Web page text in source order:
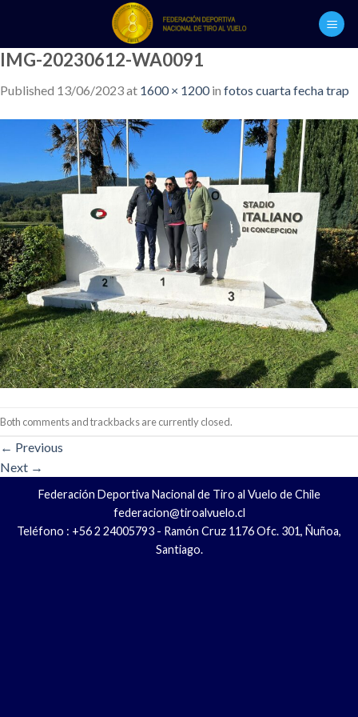
content
IMG-20230612-WA0091
Published 13/06/2023at 1600 × 1200in fotos cuarta fecha trap
Both comments and trackbacks are currently closed.
← Previous
Next →
Federación Deportiva Nacional de Tiro al Vuelo de Chile
federacion@tiroalvuelo.cl
Teléfono : +56 2 24005793 - Ramón Cruz 1176 Ofc. 301, Ñuñoa,
Santiago.